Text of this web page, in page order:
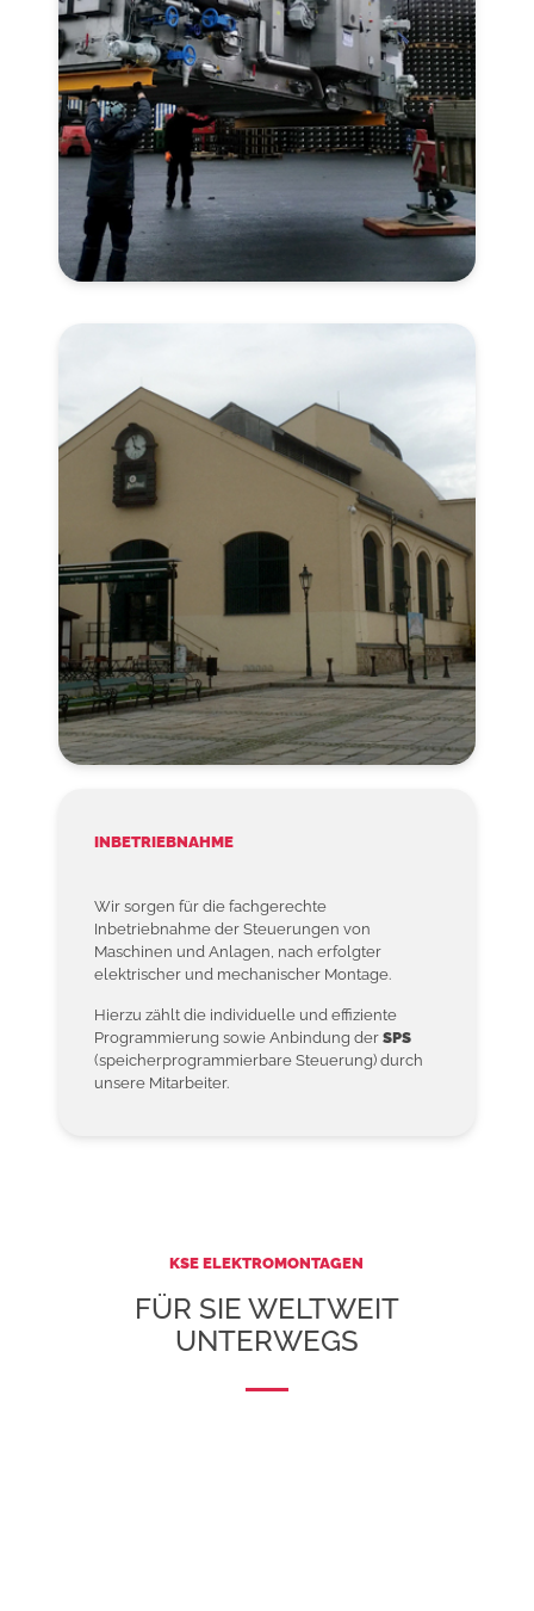
INBETRIEBNAHME
Wir sorgen für die fachgerechte
Inbetriebnahme der Steuerungen von
Maschinen und Anlagen, nach erfolgter
elektrischer und mechanischer Montage.
Hierzu zählt die individuelle und effiziente
Programmierung sowie Anbindung derSPS
(speicherprogrammierbare Steuerung) durch
unsere Mitarbeiter.
KSE ELEKTROMONTAGEN
FÜR SIE WELTWEIT
UNTERWEGS